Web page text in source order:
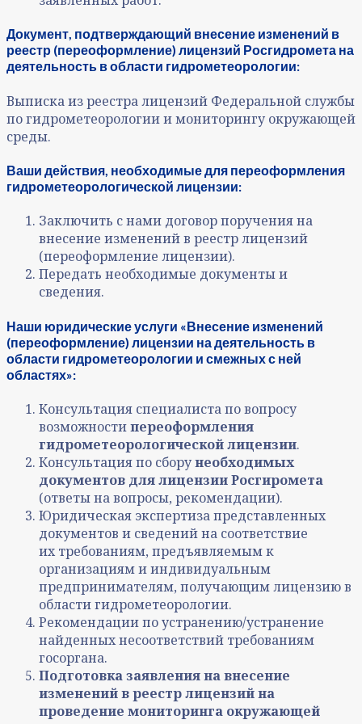
Документ, подтверждающий внесение изменений в
реестр (переоформление) лицензий Росгидромета на
деятельность в области гидрометеорологии:
Выписка из реестра лицензий Федеральной службы
по гидрометеорологии и мониторингу окружающей
среды.
Ваши действия, необходимые для переоформления
гидрометеорологической лицензии:
Заключить с нами договор поручения на
внесение изменений в реестр лицензий
(переоформление лицензии).
Передать необходимые документы и
сведения.
Наши юридические услуги «Внесение изменений
(переоформление) лицензии на деятельность в
области гидрометеорологии и смежных с ней
областях»:
Консультация специалиста по вопросу
возможностипереоформления
гидрометеорологической лицензии.
Консультация по сборунеобходимых
документов для лицензии Росгиромета
(ответы на вопросы, рекомендации).
Юридическая экспертиза представленных
документов и сведений на соответствие
их требованиям, предъявляемым к
организациям и индивидуальным
предпринимателям, получающим лицензию в
области гидрометеорологии.
Рекомендации по устранению/устранение
найденных несоответствий требованиям
госоргана.
Подготовка заявления на внесение
изменений в реестр лицензий на
проведение мониторинга окружающей